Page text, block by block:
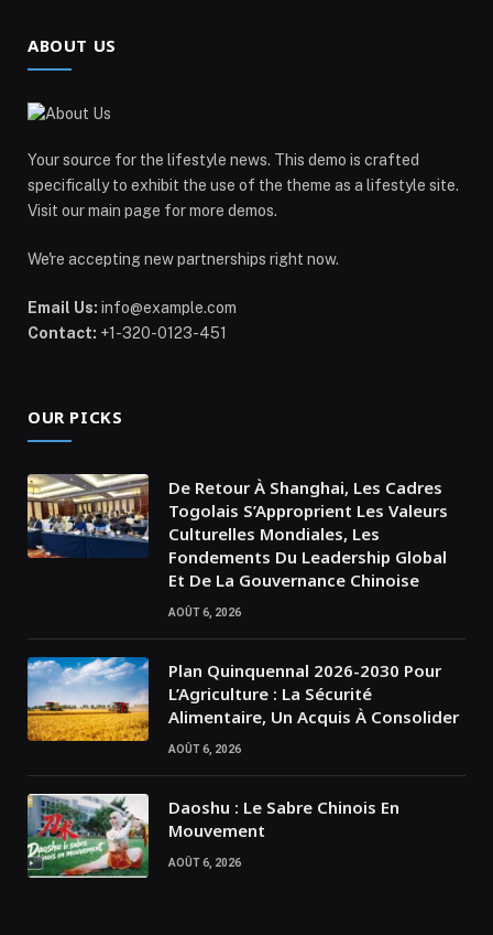
ABOUT US
Your source for the lifestyle news. This demo is crafted
specifically to exhibit the use of the theme as a lifestyle site.
Visit our main page for more demos.
We're accepting new partnerships right now.
Email Us: info@example.com
Contact: +1-320-0123-451
OUR PICKS
De Retour À Shanghai, Les Cadres
Togolais S’Approprient Les Valeurs
Culturelles Mondiales, Les
Fondements Du Leadership Global
Et De La Gouvernance Chinoise
AOÛT 6, 2026
Plan Quinquennal 2026-2030 Pour
L’Agriculture : La Sécurité
Alimentaire, Un Acquis À Consolider
AOÛT 6, 2026
Daoshu : Le Sabre Chinois En
Mouvement
AOÛT 6, 2026